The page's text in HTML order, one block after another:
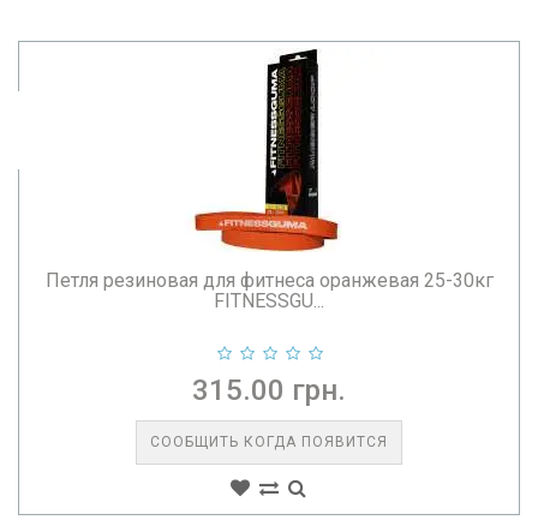
Петля резиновая для фитнеса оранжевая 25-30кг
FITNESSGU...
315.00 грн.
СООБЩИТЬ КОГДА ПОЯВИТСЯ